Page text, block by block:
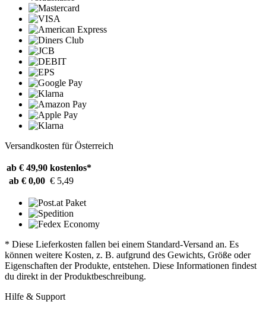
Versandkosten für Österreich
ab € 49,90 kostenlos*
ab € 0,00 € 5,49
* Diese Lieferkosten fallen bei einem Standard-Versand an. Es
können weitere Kosten, z. B. aufgrund des Gewichts, Größe oder
Eigenschaften der Produkte, entstehen. Diese Informationen findest
du direkt in der Produktbeschreibung.
Hilfe & Support